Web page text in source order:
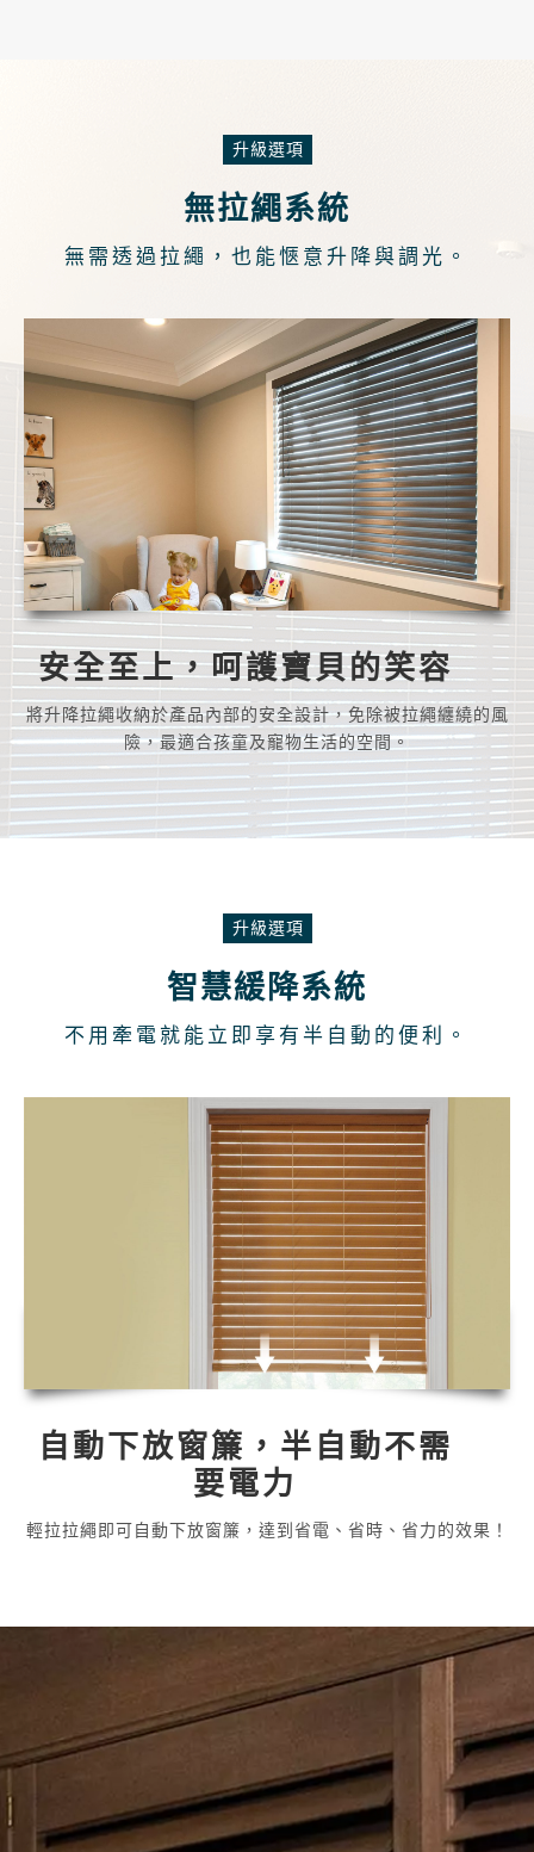
升級選項
無拉繩系統
無需透過拉繩，也能愜意升降與調光。
安全至上，呵護寶貝的笑容
將升降拉繩收納於產品內部的安全設計，免除被拉繩纏繞的風
險，最適合孩童及寵物生活的空間。
升級選項
智慧緩降系統
不用牽電就能立即享有半自動的便利。
自動下放窗簾，半自動不需
要電力
輕拉拉繩即可自動下放窗簾，達到省電、省時、省力的效果！